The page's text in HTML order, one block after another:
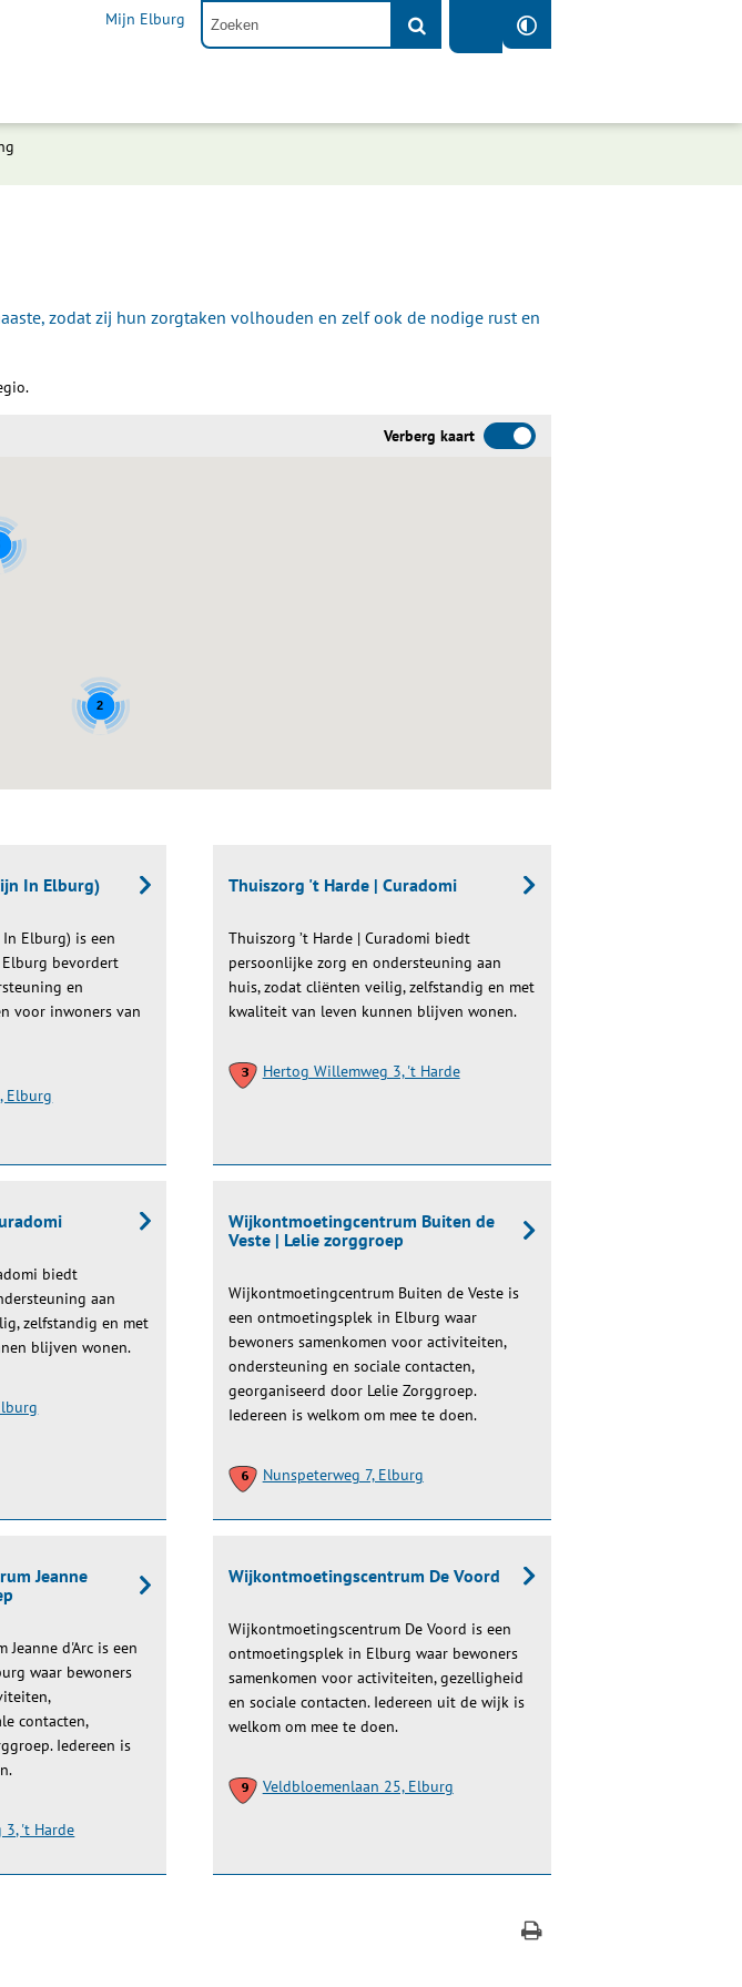
Mijn Elburg
zodat zij hun zorgtaken volhouden en zelf ook de nodige rust en
Verberg kaart
2
In Elburg)
Elburg) is een
bevordert
en
voor inwoners van
Elburg
Thuiszorg 't Harde | Curadomi
Thuiszorg ’t Harde | Curadomi biedt
persoonlijke zorg en ondersteuning aan
huis, zodat cliënten veilig, zelfstandig en met
kwaliteit van leven kunnen blijven wonen.
Hertog Willemweg 3, 't Harde
biedt
aan
zelfstandig en met
blijven wonen.
Wijkontmoetingcentrum Buiten de
Veste | Lelie zorggroep
Wijkontmoetingcentrum Buiten de Veste is
een ontmoetingsplek in Elburg waar
bewoners samenkomen voor activiteiten,
ondersteuning en sociale contacten,
georganiseerd door Lelie Zorggroep.
Iedereen is welkom om mee te doen.
Nunspeterweg 7, Elburg
Jeanne
d'Arc is een
waar bewoners
contacten,
Iedereen is
3, 't Harde
Wijkontmoetingscentrum De Voord
Wijkontmoetingscentrum De Voord is een
ontmoetingsplek in Elburg waar bewoners
samenkomen voor activiteiten, gezelligheid
en sociale contacten. Iedereen uit de wijk is
welkom om mee te doen.
Veldbloemenlaan 25, Elburg